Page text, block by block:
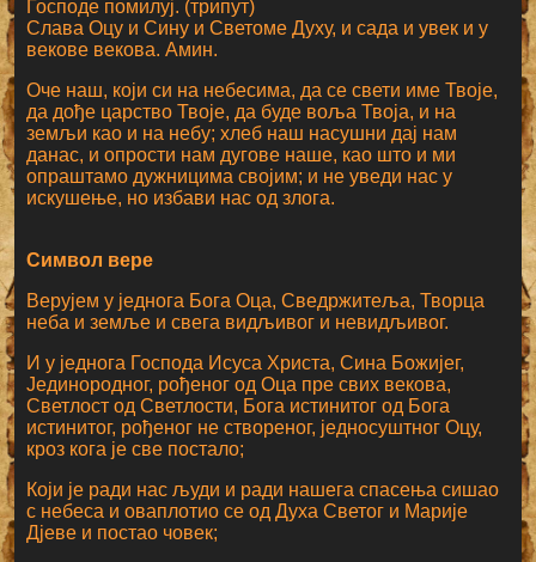
Господе помилуј. (трипут)
Слава Оцу и Сину и Светоме Духу, и сада и увек и у
векове векова. Амин.
Оче наш, који си на небесима, да се свети име Твоје,
да дође царство Твоје, да буде воља Твоја, и на
земљи као и на небу; хлеб наш насушни дај нам
данас, и опрости нам дугове наше, као што и ми
опраштамо дужницима својим; и не уведи нас у
искушење, но избави нас од злога.
Символ вере
Верујем у једнога Бога Оца, Сведржитеља, Творца
неба и земље и свега видљивог и невидљивог.
И у једнога Господа Исуса Христа, Сина Божијег,
Јединородног, рођеног од Оца пре свих векова,
Светлост од Светлости, Бога истинитог од Бога
истинитог, рођеног не створеног, једносуштног Оцу,
кроз кога је све постало;
Који је ради нас људи и ради нашега спасења сишао
с небеса и оваплотио се од Духа Светог и Марије
Дјеве и постао човек;